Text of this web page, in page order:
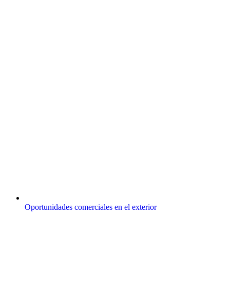
Oportunidades comerciales en el exterior